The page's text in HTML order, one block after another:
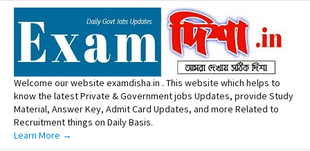
Welcome our website examdisha.in . This website which helps to
know the latest Private & Government jobs Updates, provide Study
Material, Answer Key, Admit Card Updates, and more Related to
Recruitment things on Daily Basis.
Learn More →